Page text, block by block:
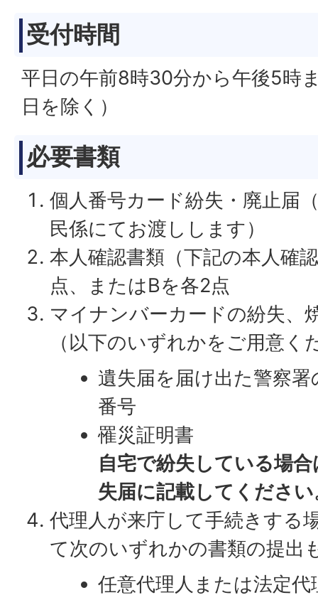
受付時間
平日の午前8時30分から午後5時
日を除く）
必要書類
個人番号カード紛失・廃止届
民係にてお渡しします）
本人確認書類（下記の本人確
点、またはBを各2点
マイナンバーカードの紛失、
（以下のいずれかをご用意く
遺失届を届け出た警察
番号
罹災証明書
自宅で紛失している場
失届に記載してください
代理人が来庁して手続きする
て次のいずれかの書類の提出
任意代理人または法定